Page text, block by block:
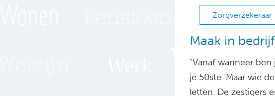
Zorgverzekeraar
Maak in
“Vanaf wanneer
je 50ste. Maar wie
letten. De zestigers